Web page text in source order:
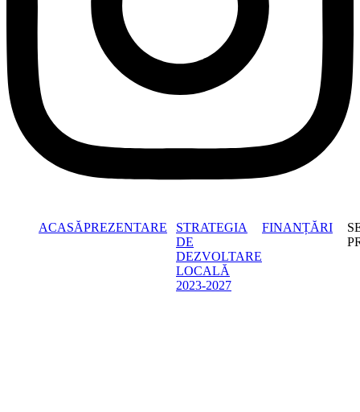
ACASĂPREZENTARE
STRATEGIA
DE
DEZVOLTARE
LOCALĂ
2023-2027
FINANȚĂRI